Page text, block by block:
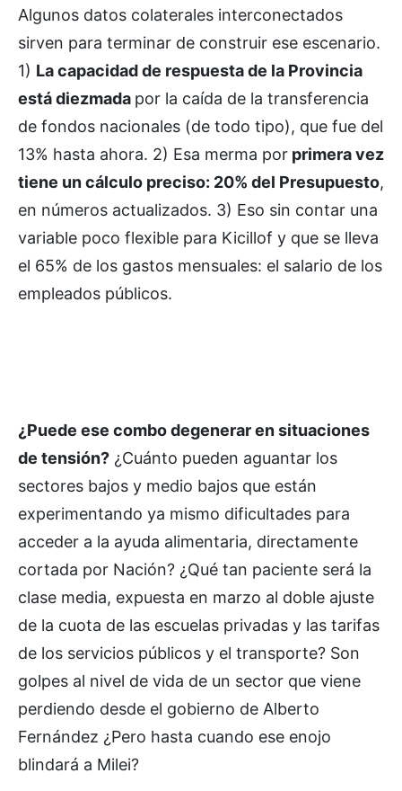
Algunos datos colaterales interconectados
sirven para terminar de construir ese escenario.
1) La capacidad de respuesta de la Provincia
está diezmada por la caída de la transferencia
de fondos nacionales (de todo tipo), que fue del
13% hasta ahora. 2) Esa merma por primera vez
tiene un cálculo preciso: 20% del Presupuesto,
en números actualizados. 3) Eso sin contar una
variable poco flexible para Kicillof y que se lleva
el 65% de los gastos mensuales: el salario de los
empleados públicos.
¿Puede ese combo degenerar en situaciones
de tensión? ¿Cuánto pueden aguantar los
sectores bajos y medio bajos que están
experimentando ya mismo dificultades para
acceder a la ayuda alimentaria, directamente
cortada por Nación? ¿Qué tan paciente será la
clase media, expuesta en marzo al doble ajuste
de la cuota de las escuelas privadas y las tarifas
de los servicios públicos y el transporte? Son
golpes al nivel de vida de un sector que viene
perdiendo desde el gobierno de Alberto
Fernández ¿Pero hasta cuando ese enojo
blindará a Milei?